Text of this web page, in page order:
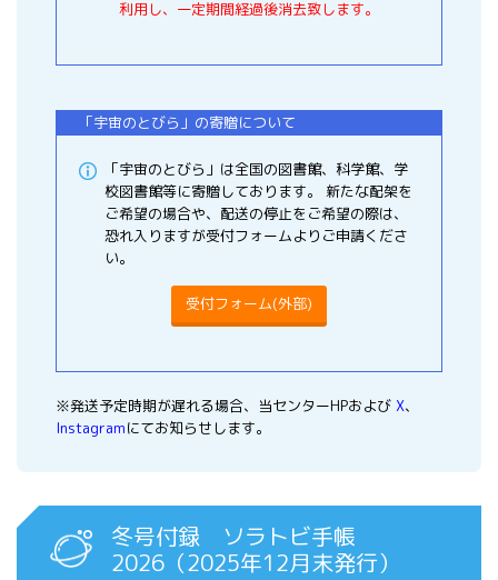
利用し、一定期間経過後消去致します。
「宇宙のとびら」の寄贈について
「宇宙のとびら」は全国の図書館、科学館、学
校図書館等に寄贈しております。 新たな配架を
ご希望の場合や、配送の停止をご希望の際は、
恐れ入りますが受付フォームよりご申請くださ
い。
受付フォーム(外部)
※発送予定時期が遅れる場合、当センターHPおよび X、
Instagramにてお知らせします。
冬号付録 ソラトビ手帳
2026（2025年12月末発行）